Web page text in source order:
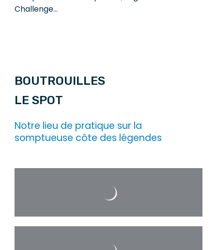
Challenge…
BOUTROUILLES
LE SPOT
Notre lieu de pratique sur la
somptueuse côte des légendes